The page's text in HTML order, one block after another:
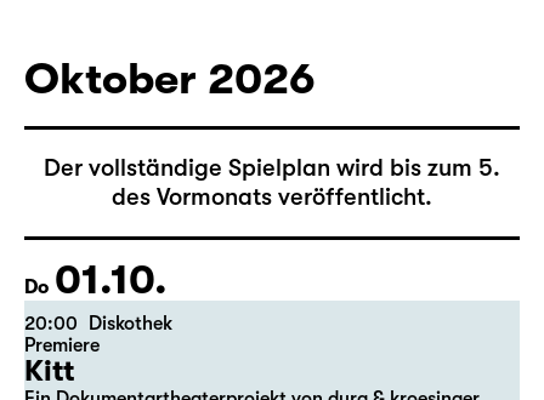
Karten
Oktober 2026
Der vollständige Spielplan wird bis zum 5.
des Vormonats veröffentlicht.
Do 01.10.